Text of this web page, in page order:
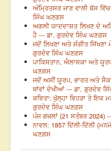
ਅੰਮ੍ਰਿਤਸਰ ਜਾਣ ਵਾਲੀ ਬੱਸ
ਸਿੰਘ ਘਣਗਸ
ਅਗਲੀ ਯਾਦਦਾਸ਼ਤ ਲਿਖਣ ਦੇ
ਹੈ --- ਡਾ. ਗੁਰਦੇਵ ਸਿੰਘ ਘਣਗਸ
ਜਦੋਂ ਲਿਖਣਾ ਅਤੇ ਸੰਗੀਤ ਸਿੱਖਣਾ
ਗੁਰਦੇਵ ਸਿੰਘ ਘਣਗਸ
ਪਾਕਿਸਤਾਨ, ਐਲਾਸਕਾ ਅਤੇ
ਘਣਗਸ
ਜਦੋਂ ਅਸੀਂ ਯੂਰਪ, ਭਾਰਤ ਅਤੇ
ਥਾਂਵਾਂ ਦੇਖੀਆਂ --- ਡਾ. ਗੁਰਦੇਵ
ਕਵਿਤਾ: ਖੁੱਲ੍ਹਾ ਵਿਹੜਾ ਤੇ ਇਕ
ਗੁਰਦੇਵ ਸਿੰਘ ਘਣਗਸ
ਪੰਜ ਗਜ਼ਲਾਂ (21 ਸਤੰਬਰ 2024)
ਨਾਵਲ: 1857 ਦਿੱਲੀ-ਦਿੱਲੀ
ਘਣਗਸ